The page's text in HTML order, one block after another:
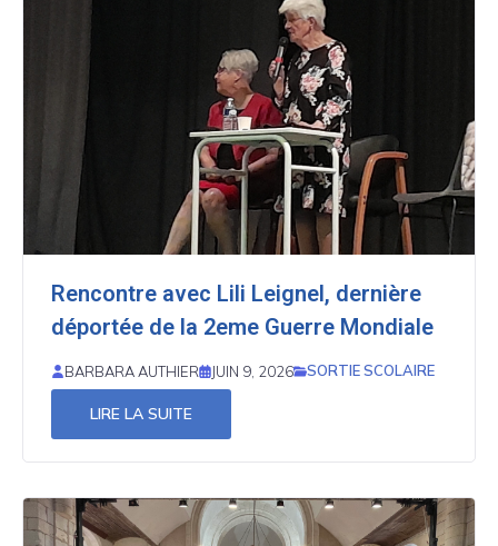
Rencontre avec Lili Leignel, dernière
déportée de la 2eme Guerre Mondiale
BARBARA AUTHIER JUIN 9, 2026 SORTIE SCOLAIRE
LIRE LA SUITE